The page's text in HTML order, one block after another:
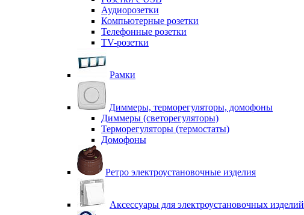
Аудиорозетки
Компьютерные розетки
Телефонные розетки
TV-розетки
Рамки
Диммеры, терморегуляторы, домофоны
Диммеры (светорегуляторы)
Терморегуляторы (термостаты)
Домофоны
Ретро электроустановочные изделия
Аксессуары для электроустановочных изделий